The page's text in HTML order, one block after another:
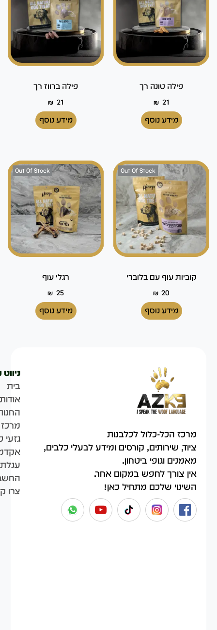
פילה טונה רך
₪ 21
מידע נוסף
פילה ברווז רך
₪ 21
מידע נוסף
Out Of Stock
קוביות עוף עם בלוברי
₪ 20
מידע נוסף
Out Of Stock
רגלי עוף
₪ 25
מידע נוסף
מרכז הכל-כלול לכלבנות
ציוד, שירותים, קורסים ומידע לבעלי כלבים,
מאמנים וגופי ביטחון.
אין צורך לחפש במקום אחר.
השינוי שלכם מתחיל כאן!
בית
אודות
גזעי
עגלת
צרו